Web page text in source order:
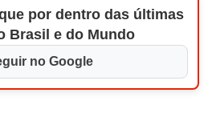
por dentro das últimas
Brasil e do Mundo
no Google